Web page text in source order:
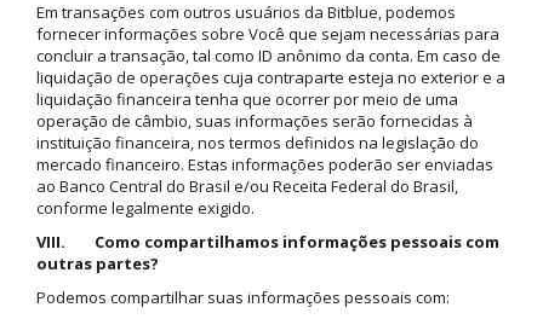
Em transações com outros usuários da Bitblue, podemos
fornecer informações sobre Você que sejam necessárias para
concluir a transação, tal como ID anônimo da conta. Em caso de
liquidação de operações cuja contraparte esteja no exterior e a
liquidação financeira tenha que ocorrer por meio de uma
operação de câmbio, suas informações serão fornecidas à
instituição financeira, nos termos definidos na legislação do
mercado financeiro. Estas informações poderão ser enviadas
ao Banco Central do Brasil e/ou Receita Federal do Brasil,
conforme legalmente exigido.
VIII. Como compartilhamos informações pessoais com
outras partes?
Podemos compartilhar suas informações pessoais com: